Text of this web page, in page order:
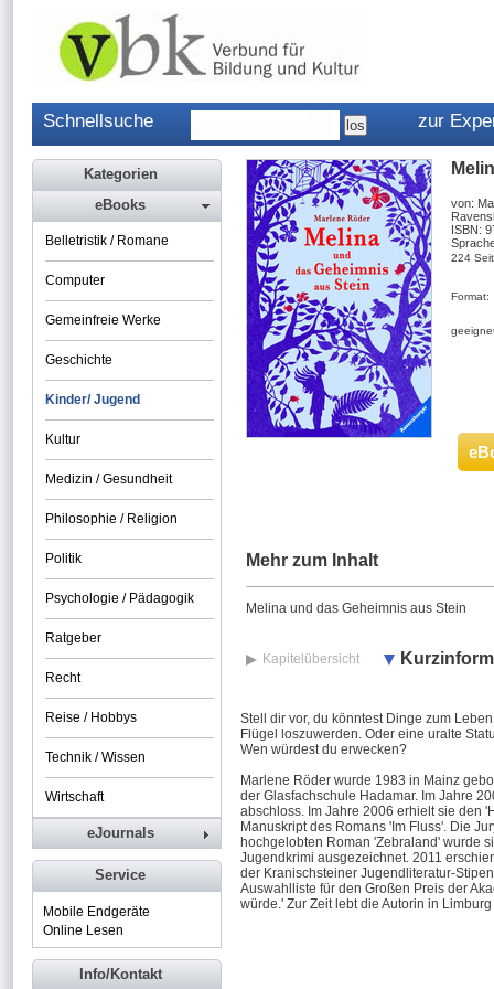
Schnellsuche zur
von:
ISBN:
224
Format:
Mehr zum Inhalt
Melina und das Geheimnis aus Stein
Kapitelübersicht
Stell dir vor, du könntest Dinge zum
Flügel loszuwerden. Oder eine uralte
Wen würdest du erwecken?
Marlene Röder wurde 1983 in Mainz
der Glasfachschule Hadamar. Im Jahre
abschloss. Im Jahre 2006 erhielt sie den
Manuskript des Romans 'Im Fluss'. Die
hochgelobten Roman 'Zebraland' wurde
Jugendkrimi ausgezeichnet. 2011
der Kranischsteiner Jugendliteratur-
Auswahlliste für den Großen Preis der
würde.' Zur Zeit lebt die Autorin in
Kategorien
eBooks
Belletristik / Romane
Computer
Gemeinfreie Werke
Geschichte
Kinder/ Jugend
Kultur
Medizin / Gesundheit
Philosophie / Religion
Politik
Psychologie / Pädagogik
Ratgeber
Recht
Reise / Hobbys
Technik / Wissen
Wirtschaft
eJournals
Service
Mobile Endgeräte
Online Lesen
Info/Kontakt